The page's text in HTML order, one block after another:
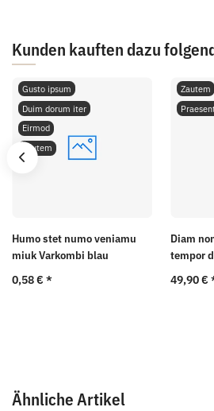
Kunden kauften dazu
Gusto ipsum
Duim dorum iter
Eirmod
Zautem
Humo stet numo veniamu
miuk Varkombi blau
0,58 € *
Zautem
Diam
tempor
49,90 €
Ähnliche Artikel